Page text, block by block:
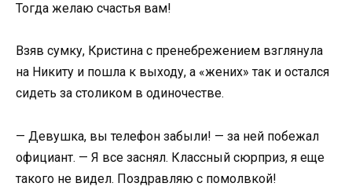
Тогда желаю счастья вам!
Взяв сумку, Кристина с пренебрежением взглянула
на Никиту и пошла к выходу, а «жених» так и остался
сидеть за столиком в одиночестве.
— Девушка, вы телефон забыли! — за ней побежал
официант. — Я все заснял. Классный сюрприз, я еще
такого не видел. Поздравляю с помолвкой!